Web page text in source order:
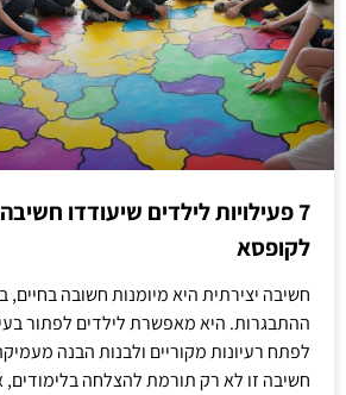
7 פעילויות לילדים שיעודדו
לקופסא
חשיבה יצירתית היא מיומנות חשובה בחיים,
ההתבגרות. היא מאפשרת לילדים לפתור
לפתח רעיונות מקוריים ולבנות הבנה
חשיבה זו לא רק תורמת להצלחה